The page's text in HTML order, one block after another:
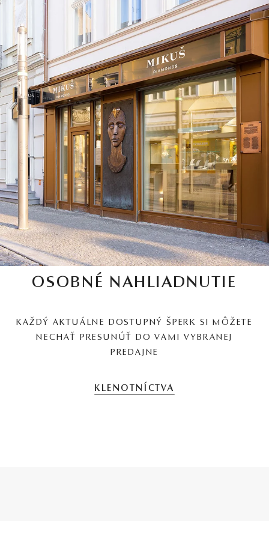
OSOBNÉ NAHLIADNUTIE
KAŽDÝ AKTUÁLNE DOSTUPNÝ ŠPERK SI MÔŽETE
NECHAŤ PRESUNÚŤ DO VAMI VYBRANEJ
PREDAJNE
KLENOTNÍCTVA